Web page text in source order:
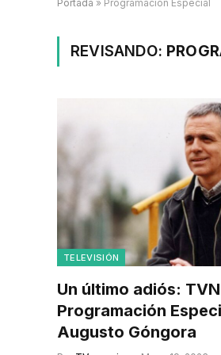
Portada » Programación Especial
REVISANDO:
TELEVISIÓN
Un último adiós:
Programación
Augusto Góngora